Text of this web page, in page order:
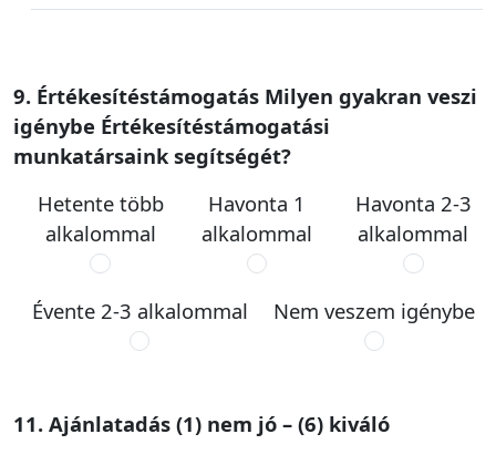
9. Értékesítéstámogatás Milyen gyakran veszi
igénybe Értékesítéstámogatási
munkatársaink segítségét?
Hetente több
alkalommal
Havonta 1
alkalommal
Havonta 2-3
alkalommal
Évente 2-3 alkalommal Nem veszem igénybe
11. Ajánlatadás (1) nem jó – (6) kiváló